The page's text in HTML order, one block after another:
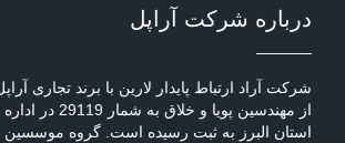
درباره شرکت آراپل
شرکت آراد ارتباط پایدار لارین با برند تجاری
از مهندسین پویا و
استان البرز به ثبت رسیده است. گروه موسسین